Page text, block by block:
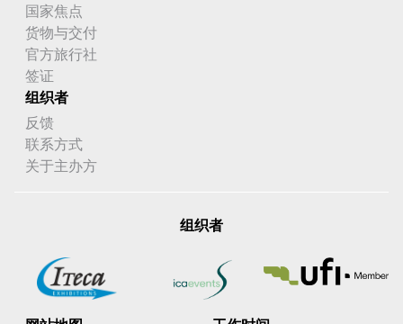
国家焦点
货物与交付
官方旅行社
签证
组织者
反馈
联系方式
关于主办方
组织者